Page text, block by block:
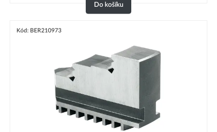
Do košíku
Kód: BER210973